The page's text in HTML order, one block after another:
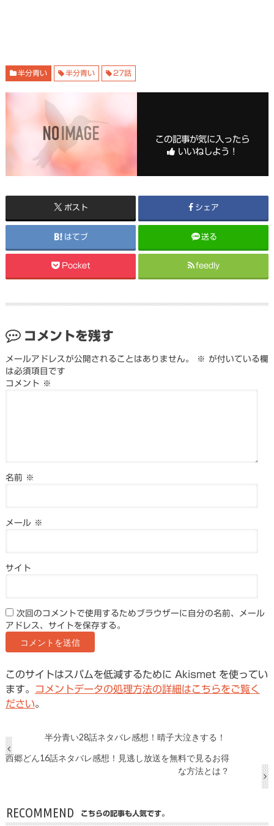
半分青い 半分青い 27話
この記事が気に入ったら
いいねしよう！
ポスト シェア
はてブ 送る
Pocket feedly
コメントを残す
メールアドレスが公開されることはありません。 ※ が付いている欄
は必須項目です
コメント ※
名前 ※
メール ※
サイト
次回のコメントで使用するためブラウザーに自分の名前、メール
アドレス、サイトを保存する。
このサイトはスパムを低減するために Akismet を使ってい
ます。
コメントデータの処理方法の詳細はこちらをご覧く
ださい。
半分青い28話ネタバレ感想！晴子大泣きする！
西郷どん16話ネタバレ感想！見逃し放送を無料で見るお得
な方法とは？
RECOMMEND こちらの記事も人気です。